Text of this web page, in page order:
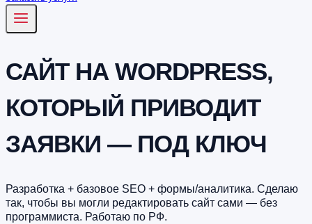
САЙТ НА WORDPRESS,
КОТОРЫЙ ПРИВОДИТ
ЗАЯВКИ — ПОД КЛЮЧ
Разработка + базовое SEO + формы/аналитика. Сделаю
так, чтобы вы могли редактировать сайт сами — без
программиста. Работаю по РФ.